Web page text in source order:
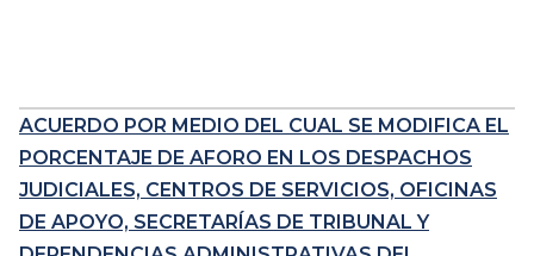
ACUERDO POR MEDIO DEL CUAL SE MODIFICA EL
PORCENTAJE DE AFORO EN LOS DESPACHOS
JUDICIALES, CENTROS DE SERVICIOS, OFICINAS
DE APOYO, SECRETARÍAS DE TRIBUNAL Y